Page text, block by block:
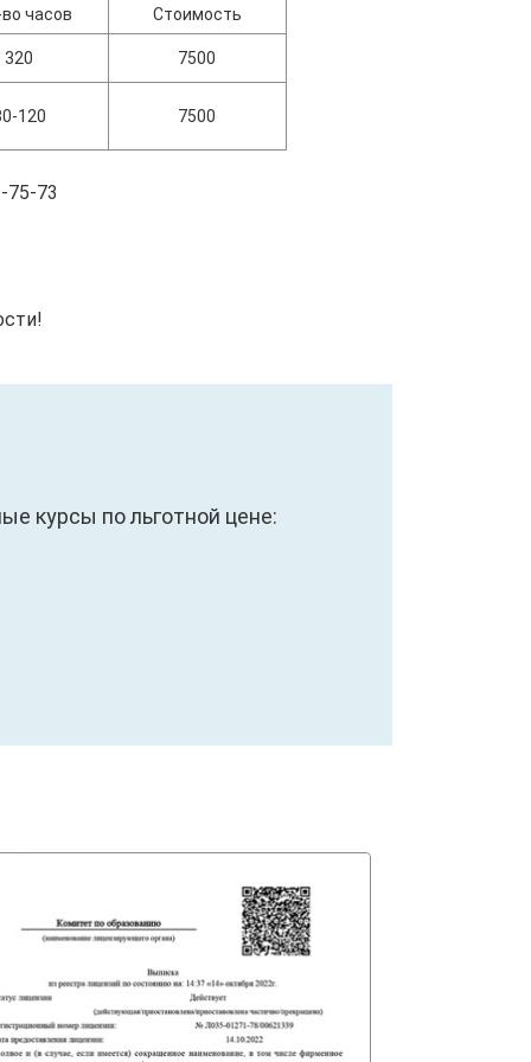
часов Стоимость
320 7500
120 7500
75-73
курсы по льготной цене: